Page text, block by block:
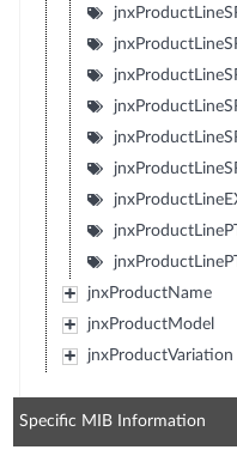
jnxProductName
jnxProductModel
jnxProductVariation
Specific MIB Information